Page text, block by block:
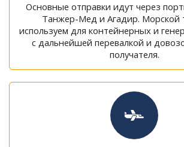
Основные отправки идут через
Танжер-Мед и Агадир. Морской
используем для контейнерных и
с дальнейшей перевалкой и
получателя.